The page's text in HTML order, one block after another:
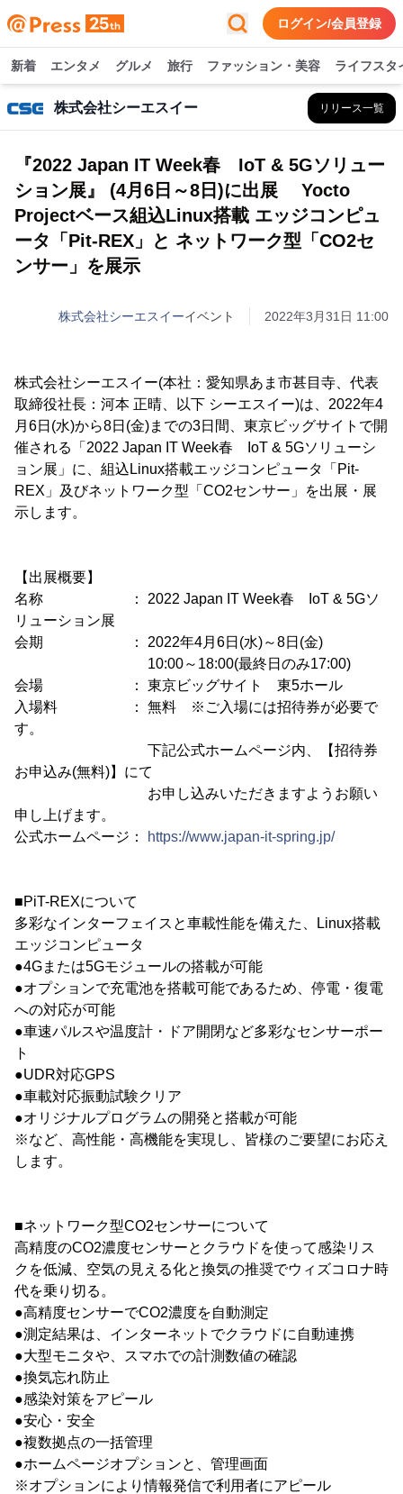
ログイン/会員登録
新着 エンタメ グルメ 旅行 ファッション・美容 ライフスタ
株式会社シーエスイー リリース一覧
『2022 Japan IT Week春 IoT & 5Gソリュー
ション展』 (4月6日～8日)に出展 Yocto
Projectベース組込Linux搭載 エッジコンピュ
ータ「Pit-REX」と ネットワーク型「CO2セ
ンサー」を展示
株式会社シーエスイーイベント 2022年3月31日 11:00
株式会社シーエスイー(本社：愛知県あま市甚目寺、代表
取締役社長：河本 正晴、以下 シーエスイー)は、2022年4
月6日(水)から8日(金)までの3日間、東京ビッグサイトで開
催される「2022 Japan IT Week春 IoT & 5Gソリューシ
ョン展」に、組込Linux搭載エッジコンピュータ「Pit-
REX」及びネットワーク型「CO2センサー」を出展・展
示します。
【出展概要】
名称 ： 2022 Japan IT Week春 IoT & 5Gソ
リューション展
会期 ： 2022年4月6日(水)～8日(金)
10:00～18:00(最終日のみ17:00)
会場 ： 東京ビッグサイト 東5ホール
入場料 ： 無料 ※ご入場には招待券が必要で
す。
下記公式ホームページ内、【招待券
お申込み(無料)】にて
お申し込みいただきますようお願い
申し上げます。
公式ホームページ：
https://www.japan-it-spring.jp/
■PiT-REXについて
多彩なインターフェイスと車載性能を備えた、Linux搭載
エッジコンピュータ
●4Gまたは5Gモジュールの搭載が可能
●オプションで充電池を搭載可能であるため、停電・復電
への対応が可能
●車速パルスや温度計・ドア開閉など多彩なセンサーポー
ト
●UDR対応GPS
●車載対応振動試験クリア
●オリジナルプログラムの開発と搭載が可能
※など、高性能・高機能を実現し、皆様のご要望にお応え
します。
■ネットワーク型CO2センサーについて
高精度のCO2濃度センサーとクラウドを使って感染リス
クを低減、空気の見える化と換気の推奨でウィズコロナ時
代を乗り切る。
●高精度センサーでCO2濃度を自動測定
●測定結果は、インターネットでクラウドに自動連携
●大型モニタや、スマホでの計測数値の確認
●換気忘れ防止
●感染対策をアピール
●安心・安全
●複数拠点の一括管理
●ホームページオプションと、管理画面
※オプションにより情報発信で利用者にアピール